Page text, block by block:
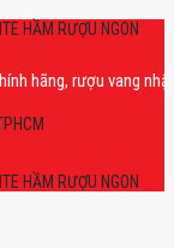
HẦM RƯỢU NGON
rượu vang nhập
HẦM RƯỢU NGON